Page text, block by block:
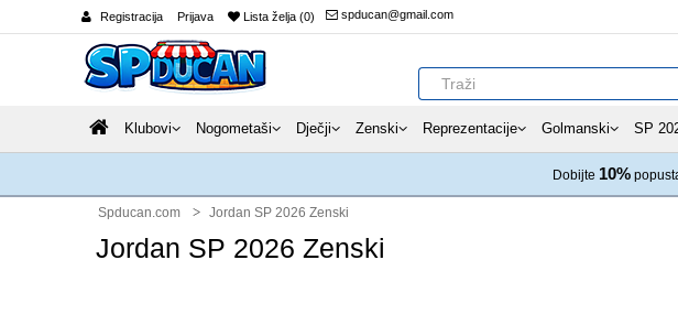
Registracija Prijava Lista želja (0) spducan@gmail.com
Klubovi Nogometaši Dječji Zenski Reprezentacije Golmanski SP
Dobijte 10%
Spducan.com Jordan SP 2026 Zenski
Jordan SP 2026 Zenski